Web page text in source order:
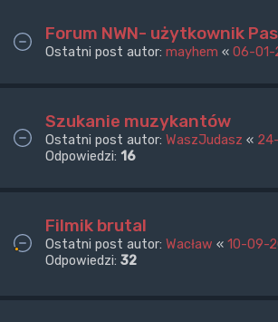
Forum NWN- użytkownik
Ostatni post autor: mayhem « 06-01-
Szukanie muzykantów
Ostatni post autor: WaszJudasz «
Odpowiedzi: 16
Filmik brutal
Ostatni post autor: Wacław « 10-09-
Odpowiedzi: 32